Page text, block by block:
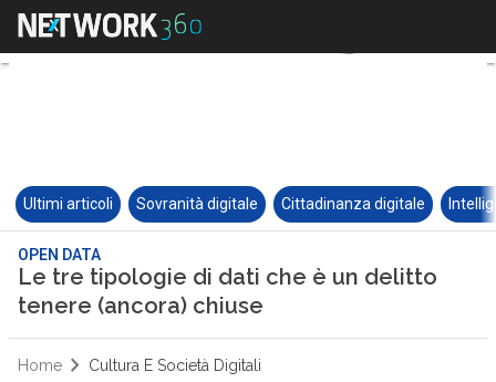
Ultimi articoli Sovranità digitale Cittadinanza digitale
OPEN DATA
Le tre tipologie di dati che è un delitto
tenere (ancora) chiuse
Home Cultura E Società Digitali